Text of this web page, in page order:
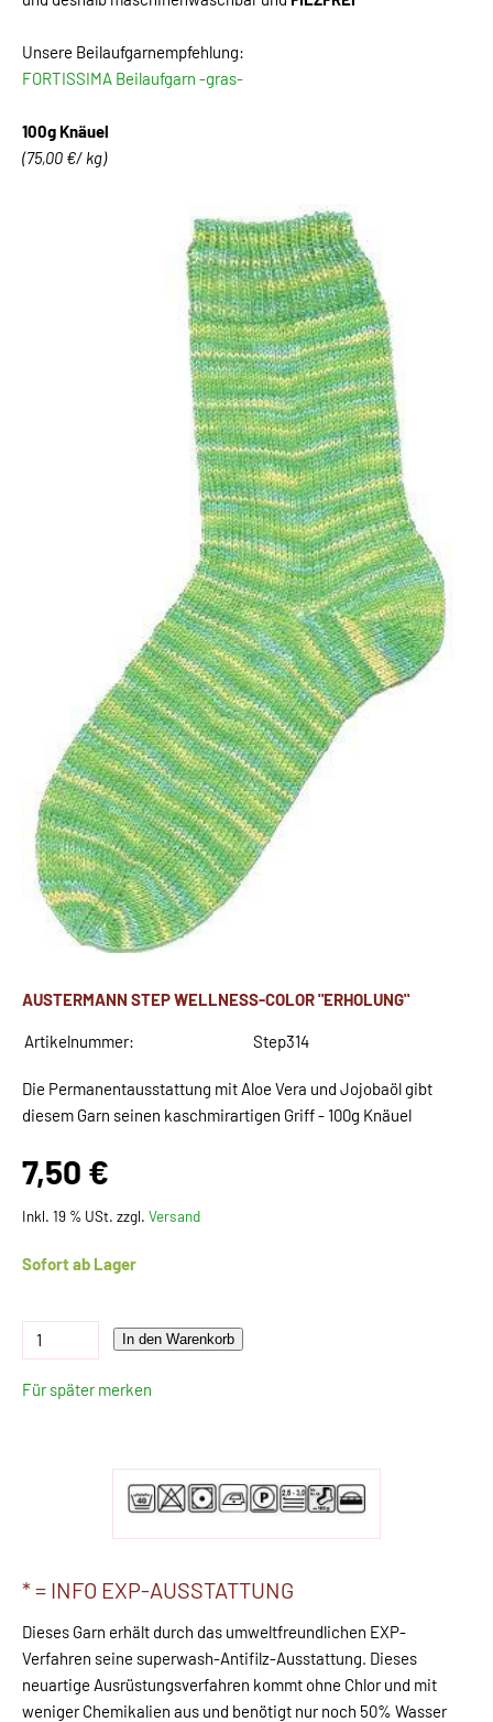
Unsere Beilaufgarnempfehlung:
FORTISSIMA Beilaufgarn -gras-
100g Knäuel
(75,00 €/ kg)
AUSTERMANN STEP WELLNESS-COLOR "ERHOLUNG"
Artikelnummer: Step314
Die Permanentausstattung mit Aloe Vera und Jojobaöl gibt
diesem Garn seinen kaschmirartigen Griff - 100g Knäuel
7,50 €
Inkl. 19 % USt. zzgl. Versand
Sofort ab Lager
In den Warenkorb
Für später merken
* = INFO EXP-AUSSTATTUNG
Dieses Garn erhält durch das umweltfreundlichen EXP-
Verfahren seine superwash-Antifilz-Ausstattung. Dieses
neuartige Ausrüstungsverfahren kommt ohne Chlor und mit
weniger Chemikalien aus und benötigt nur noch 50% Wasser